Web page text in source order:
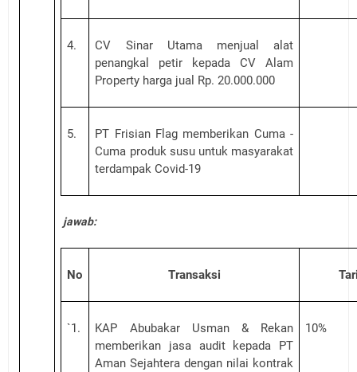
4.
CV Sinar Utama menjual alat
penangkal petir kepada CV Alam
Property harga jual Rp. 20.000.000
5.
PT Frisian Flag memberikan Cuma -
Cuma produk susu untuk masyarakat
terdampak Covid-19
jawab:
No Transaksi
`1.
KAP Abubakar Usman & Rekan
memberikan jasa audit kepada PT
Aman Sejahtera dengan nilai kontrak
10%